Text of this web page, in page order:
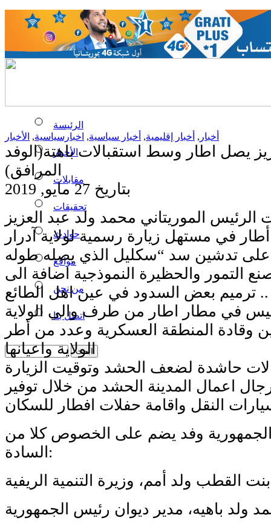
الرئيسة
الأخبار
مقابلات
تحقيقات
حوادث
مواقع
من نحن
اتصل بنا
أخبار , أخبار إقليمية, أخبار سياسية, اخبارسياسية, الأخبار
يصل اطار وسط استقبالات باهتة(الوفد
المرافق)
بتاريخ 27 مايو, 2019
الموريتاني محمد ولد عبد العزيز
في مستهل زيارة رسمية لولاية آدرار
تدشين سد “سكليل الذي يصله طوله
التمور والحظيرة النموذجية اضافة الى
ترميم بعض السدود في عين اهل الطائع ..
في مطار اطار من طرف والي الولاية
وقادة المنطقة العسكرية وعدد من أطر
الولاية واعيانها
حاشدة لضعف الحشد وتوقيت الزيارة
اعمال المدينة الحشد من خلال توفير
النقل واقامة حفلات افطار للسكان
وفد يضم على الخصوص كلا من
السادة:
القطب ولد أمم، وزيرة التنمية الريفية
ولد باهيه، مدير ديوان رئيس الجمهورية